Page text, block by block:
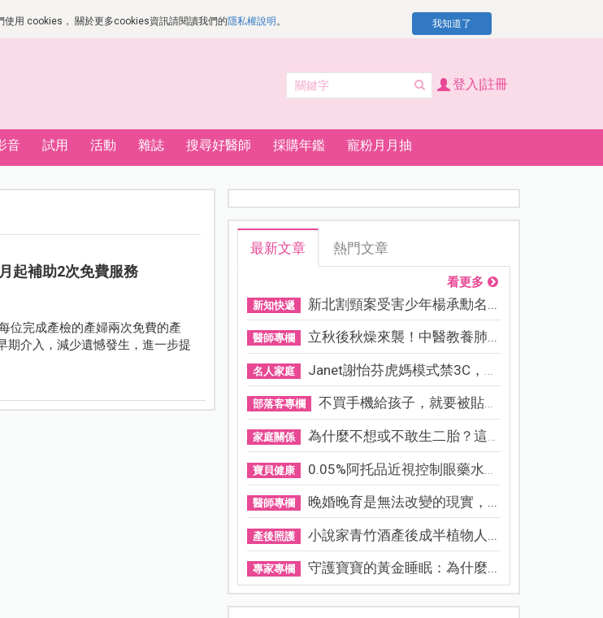
用 cookies， 關於更多cookies資訊請閱讀我們的隱私權說明 。 我知道了
登入|註冊
音 試用 活動 雜誌 搜尋好醫師 採購年鑑 寵粉月月抽
起補助2次免費服務
位完成產檢的產婦兩次免費的產
期介入，減少遺憾發生，進一步提
最新文章 熱門文章
看更多
新知快遞 新北割頸案受害少年楊承勳名...
醫師專欄 立秋後秋燥來襲！中醫教養肺...
名人家庭 Janet謝怡芬虎媽模式禁3C，看...
部落客專欄 不買手機給孩子，就要被貼「...
家庭關係 為什麼不想或不敢生二胎？這8...
寶貝健康 0.05%阿托品近視控制眼藥水納...
醫師專欄 晚婚晚育是無法改變的現實，...
產後照護 小說家青竹酒產後成半植物人...
專家專欄 守護寶寶的黃金睡眠：為什麼...